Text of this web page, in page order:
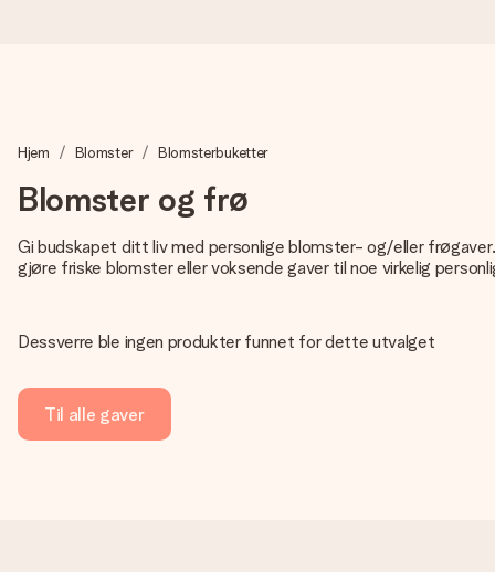
Vi lager dine gaver med omtanke og sender den avgårde så
4,5 (basert på +15 000 anmeldelser)
Gratis kort med hilsen
Lag noe unikt med bare noen få steg - med hennes navn, et
øyeblikket.
Hjem Blomster Blomsterbuketter
Blomster og frø
Gi budskapet ditt liv med personlige blomster- og/eller
gjøre friske blomster eller voksende gaver til noe virkelig
Dessverre ble ingen produkter funnet for dette utvalget
Til alle gaver